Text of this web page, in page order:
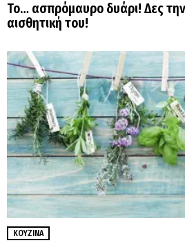
Το… ασπρόμαυρο δυάρι! Δες
αισθητική του!
ΚΟΥΖΊΝΑ